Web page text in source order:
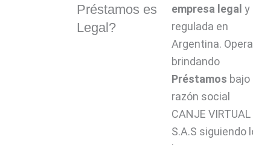
Préstamos es
Legal?
empresa legal y
regulada en
Argentina. Opera
brindando
Préstamos bajo
razón social
CANJE VIRTUAL
S.A.S siguiendo